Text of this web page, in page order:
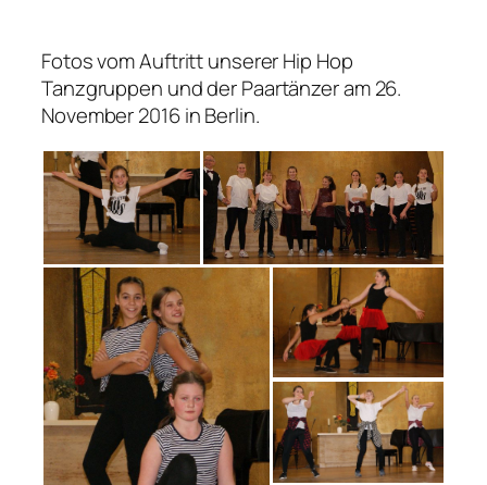
Fotos vom Auftritt unserer Hip Hop
Tanzgruppen und der Paartänzer am 26.
November 2016 in Berlin.